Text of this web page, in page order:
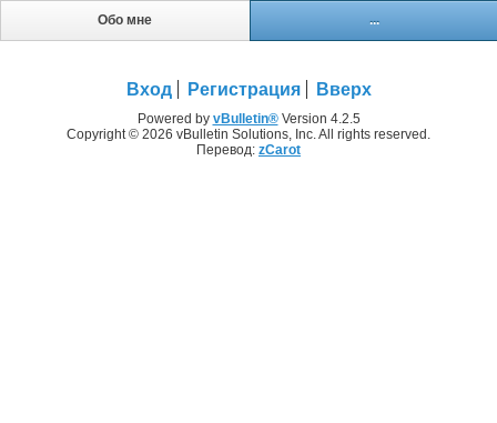
Обо мне ...
Вход Регистрация Вверх
Powered by vBulletin®Version 4.2.5
Copyright © 2026 vBulletin Solutions, Inc. All rights reserved.
Перевод: zCarot